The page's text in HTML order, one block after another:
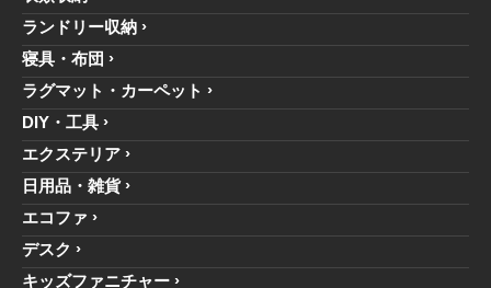
ランドリー収納
寝具・布団
ラグマット・カーペット
DIY・工具
エクステリア
日用品・雑貨
エコファ
デスク
キッズファニチャー